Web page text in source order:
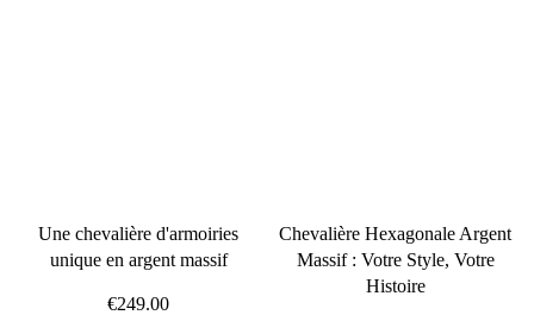
Une chevalière d'armoiries
unique en argent massif
€249.00
Chevalière Hexagonale Argent
Massif : Votre Style, Votre
Histoire